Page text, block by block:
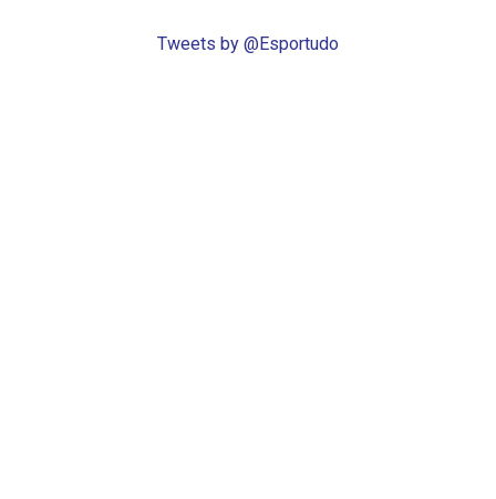
Tweets by @Esportudo